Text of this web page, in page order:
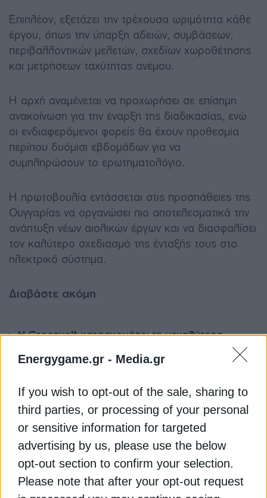
Energygame.gr - Media.gr
If you wish to opt-out of the sale, sharing to
third parties, or processing of your personal
or sensitive information for targeted
advertising by us, please use the below
opt-out section to confirm your selection.
Please note that after your opt-out request
Επιπλέον, εξετάζει την τρέχουσα ωριμότητα κάθε
έργου, όπως την ύπαρξη αδειών, συμβάσεων,
περιβαλλοντικών μελετών, σχεδίων χωροθέτησης
και μετρήσεων ταχύτητας ανέμου.
Η αρχή αναμένεται να προχωρήσει σε επίσημη
ανακοίνωση για την έναρξη της διαδικασίας, ενώ
οι ενδιαφερόμενοι φορείς θα έχουν προθεσμία
περίπου δυόμισι εβδομάδων για να
συμπληρώσουν το ερωτηματολόγιο.
Η πρωτοβουλία εντάσσεται στις προσπάθειες της
Ουγγαρίας να οργανώσει πιο αποτελεσματικά την
ανάπτυξη νέων αιολικών έργων και να διασφαλίσει
τον καλύτερο σχεδιασμό της ένταξής τους στο
ηλεκτρικό σύστημα.
Διαβάστε ακόμη
Η Greenvolt κατασκευάζει τη μεγαλύτερη
κέντρο διανομής της Σκλαβενίτης
Greenvolt: Χρηματοδότηση 35 εκατ. για μεγάλο
υβριδικό έργο στη Δανία
ΑΙΟΛΙΚΗ ΕΝΕΡΓΕΙΑ